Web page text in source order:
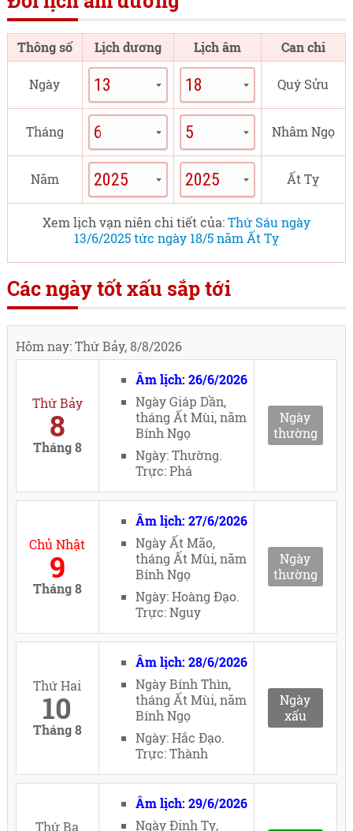
Thông số Lịch dương Lịch âm Can chi
Ngày Quý Sửu
Tháng Nhâm Ngọ
Năm Ất Tỵ
Xem lịch vạn niên chi tiết của:Thứ Sáu ngày
13/6/2025 tức ngày 18/5 năm Ất Tỵ
Các ngày tốt xấu sắp tới
Hôm nay: Thứ Bảy, 8/8/2026
Thứ Bảy
8
Tháng 8
Âm lịch: 26/6/2026
Ngày Giáp Dần,
tháng Ất Mùi, năm
Bính Ngọ
Ngày: Thường.
Trực: Phá
Ngày
thường
Chủ Nhật
9
Tháng 8
Âm lịch: 27/6/2026
Ngày Ất Mão,
tháng Ất Mùi, năm
Bính Ngọ
Ngày: Hoàng Đạo.
Trực: Nguy
Ngày
thường
Thứ Hai
10
Tháng 8
Âm lịch: 28/6/2026
Ngày Bính Thìn,
tháng Ất Mùi, năm
Bính Ngọ
Ngày: Hắc Đạo.
Trực: Thành
Ngày
xấu
Thứ Ba
Âm lịch: 29/6/2026
Ngày Đinh Tỵ,